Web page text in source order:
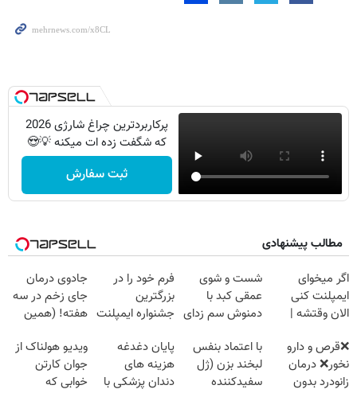
پرکاربردترین چراغ شارژی 2026
که شگفت زده ات میکنه 💡😍
ثبت سفارش
مطالب پیشنهادی
اگر میخوای
ایمپلنت کنی
الان وقتشه |
میلیون تومان!!!
شست و شوی
عمقی کبد با
دمنوش سم زدای
فرم خود را در
بزرگترین
جشنواره ایمپلنت
فقط ۲۵ میلیون
جادوی درمان
جای زخم در سه
هفته! (همین
صحبت کنید)
❌قرص‌ و دارو
نخور❌ درمان
زانودرد بدون
با اعتماد بنفس
لبخند بزن (ژل
سفیدکننده
پایان دغدغه
هزینه های
دندان پزشکی با
ویدیو هولناک از
جوان کارتن
خوابی که